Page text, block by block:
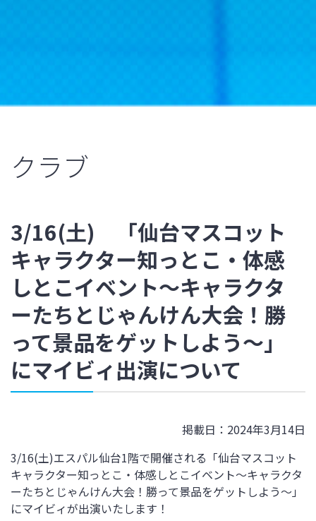
クラブ
3/16(土) 「仙台マスコット
キャラクター知っとこ・体感
しとこイベント～キャラクタ
ーたちとじゃんけん大会！勝
って景品をゲットしよう～」
にマイビィ出演について
掲載日：2024年3月14日
3/16(土)エスパル仙台1階で開催される「仙台マスコット
キャラクター知っとこ・体感しとこイベント～キャラクタ
ーたちとじゃんけん大会！勝って景品をゲットしよう～」
にマイビィが出演いたします！